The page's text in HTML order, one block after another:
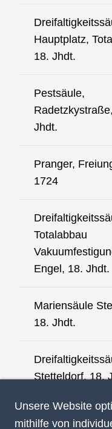
Hauptplatz,
18. Jhdt.
Pestsäule,
Jhdt.
Pranger,
1724
Totalabbau
Engel, 18. Jhdt.
Mariensäule
18. Jhdt.
Stetteldorf, 18.
Mariensäule,
Unsere Website
mithilfe von